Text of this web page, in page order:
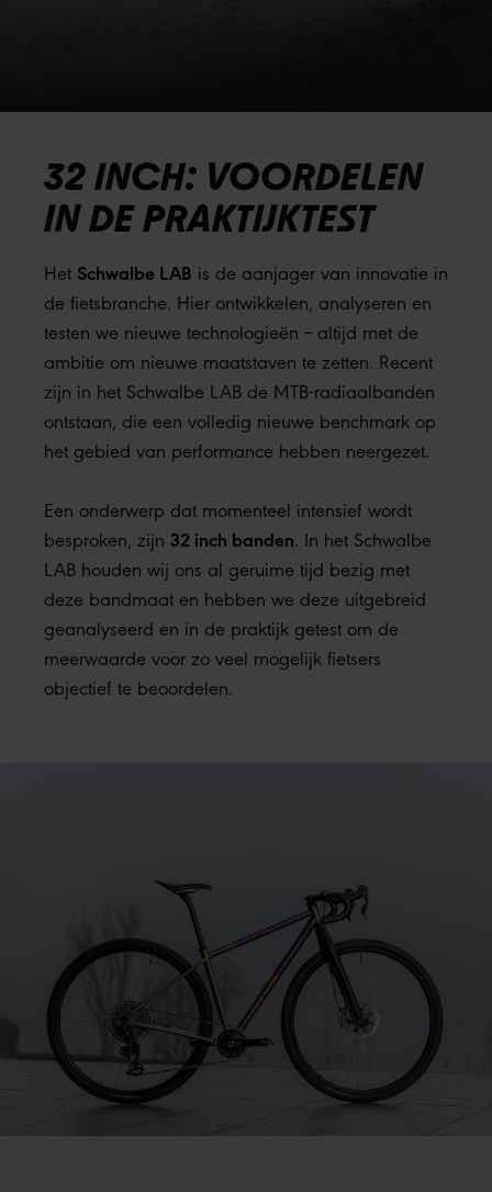
32 INCH: VOORDELEN
IN DE PRAKTIJKTEST
Het Schwalbe LAB is de aanjager van innovatie in
de fietsbranche. Hier ontwikkelen, analyseren en
testen we nieuwe technologieën – altijd met de
ambitie om nieuwe maatstaven te zetten. Recent
zijn in het Schwalbe LAB de MTB-radiaalbanden
ontstaan, die een volledig nieuwe benchmark op
het gebied van performance hebben neergezet.
Een onderwerp dat momenteel intensief wordt
besproken, zijn 32 inch banden. In het Schwalbe
LAB houden wij ons al geruime tijd bezig met
deze bandmaat en hebben we deze uitgebreid
geanalyseerd en in de praktijk getest om de
meerwaarde voor zo veel mogelijk fietsers
objectief te beoordelen.